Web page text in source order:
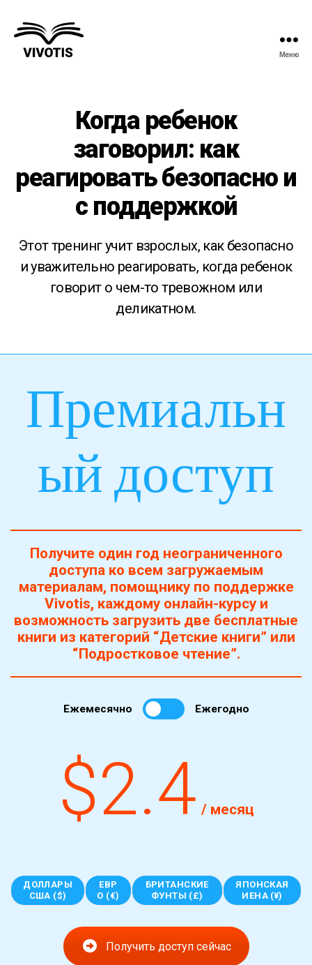
Меню
Когда ребенок
заговорил: как
реагировать безопасно и
с поддержкой
Этот тренинг учит взрослых, как безопасно
и уважительно реагировать, когда ребенок
говорит о чем-то тревожном или
деликатном.
Премиальн
ый доступ
Получите один год неограниченного
доступа ко всем загружаемым
материалам, помощнику по поддержке
Vivotis, каждому онлайн-курсу и
возможность загрузить две бесплатные
книги из категорий “Детские книги” или
“Подростковое чтение”.
Ежемесячно Ежегодно
$2.4 / месяц
ДОЛЛАРЫ
США ($)
ЕВР
О (€)
БРИТАНСКИЕ
ФУНТЫ (£)
ЯПОНСКАЯ
ИЕНА (¥)
Получить доступ сейчас